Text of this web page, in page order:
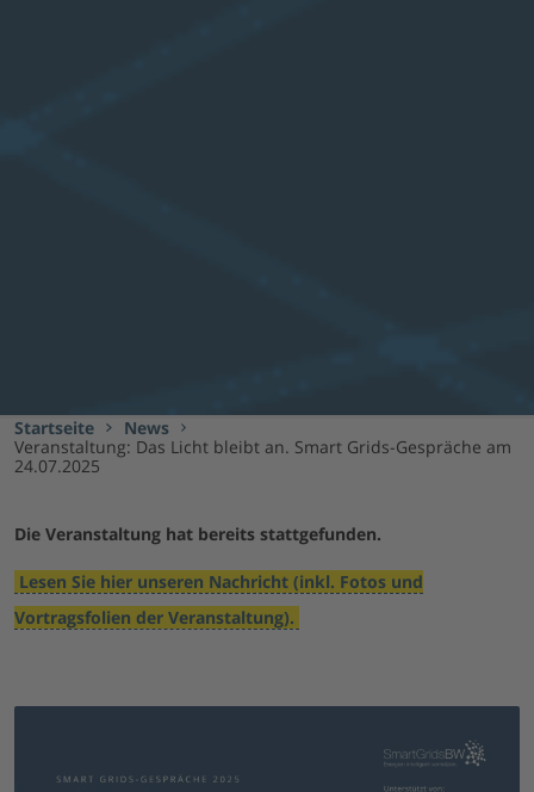
Startseite
News
Veranstaltung: Das Licht bleibt an. Smart Grids-Gespräche am
24.07.2025
Die Veranstaltung hat bereits stattgefunden.
Lesen Sie hier unseren Nachricht (inkl. Fotos und
Vortragsfolien der Veranstaltung).